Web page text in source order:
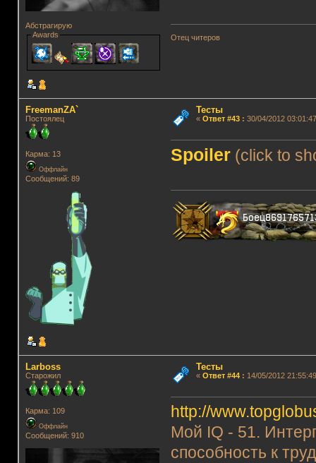
Абстрагирую
Awards
Отец читеров
FreemanZA`
Постоялец
Карма: 13
Оффлайн
Сообщений: 89
Тесты
« Ответ #43: 30/04/2012
Spoiler (click to
Lаrboss
Старожил
Карма: 109
Оффлайн
Сообщений: 910
Тесты
« Ответ #44: 14/05/2012
http://
Мой IQ - 51.
способность к